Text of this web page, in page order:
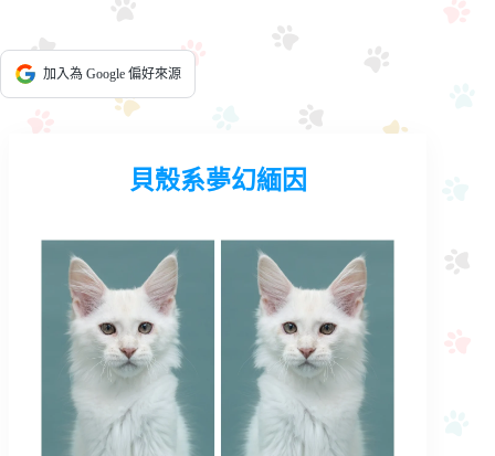
加入為 Google 偏好來源
貝殼系夢幻緬因